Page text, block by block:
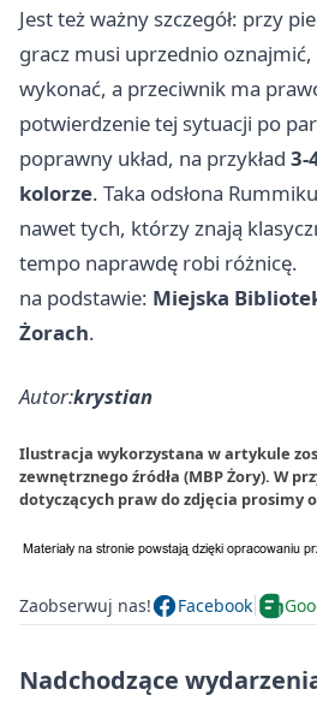
Jest też ważny szczegół: przy
gracz musi uprzednio
wykonać, a przeciwnik ma
potwierdzenie tej sytuacji po
poprawny układ, na przykład 3-
kolorze. Taka odsłona
nawet tych, którzy znają
tempo naprawdę robi różnicę.
na podstawie: Miejska
Żorach.
Autor:krystian
Ilustracja wykorzystana w artykule
zewnętrznego źródła (MBP Żory). W
dotyczących praw do zdjęcia prosimy o
Zaobserwuj nas! Facebook
Nadchodzące